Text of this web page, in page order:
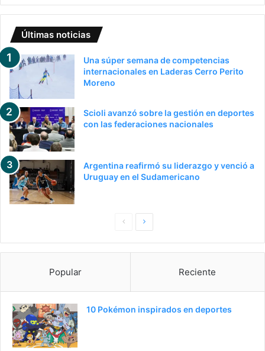
Últimas noticias
Una súper semana de competencias
internacionales en Laderas Cerro Perito
Moreno
Scioli avanzó sobre la gestión en deportes
con las federaciones nacionales
Argentina reafirmó su liderazgo y venció a
Uruguay en el Sudamericano
g
g
Popular Reciente
10 Pokémon inspirados en deportes